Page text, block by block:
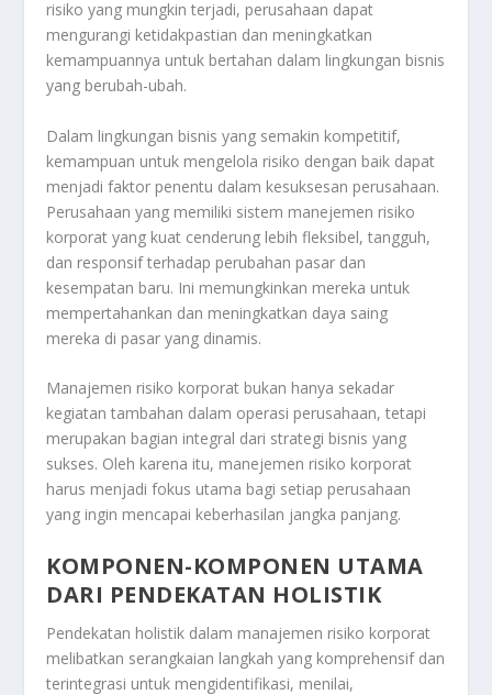
risiko yang mungkin terjadi, perusahaan dapat
mengurangi ketidakpastian dan meningkatkan
kemampuannya untuk bertahan dalam lingkungan bisnis
yang berubah-ubah.
Dalam lingkungan bisnis yang semakin kompetitif,
kemampuan untuk mengelola risiko dengan baik dapat
menjadi faktor penentu dalam kesuksesan perusahaan.
Perusahaan yang memiliki sistem manejemen risiko
korporat yang kuat cenderung lebih fleksibel, tangguh,
dan responsif terhadap perubahan pasar dan
kesempatan baru. Ini memungkinkan mereka untuk
mempertahankan dan meningkatkan daya saing
mereka di pasar yang dinamis.
Manajemen risiko korporat bukan hanya sekadar
kegiatan tambahan dalam operasi perusahaan, tetapi
merupakan bagian integral dari strategi bisnis yang
sukses. Oleh karena itu, manejemen risiko korporat
harus menjadi fokus utama bagi setiap perusahaan
yang ingin mencapai keberhasilan jangka panjang.
KOMPONEN-KOMPONEN UTAMA
DARI PENDEKATAN HOLISTIK
Pendekatan holistik dalam manajemen risiko korporat
melibatkan serangkaian langkah yang komprehensif dan
terintegrasi untuk mengidentifikasi, menilai,